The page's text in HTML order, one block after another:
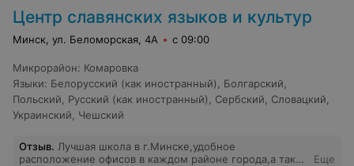
Центр славянских языков и культур
Минск, ул. Беломорская, 4А с 09:00
Микрорайон: Комаровка
Языки: Белорусский (как иностранный) Болгарский
Польский
Русский (как иностранный) Сербский Словацкий
Украинский
Чешский
Отзыв. Лучшая школа в г.Минске,удобное
расположение офисов в каждом районе города,а так
Еще